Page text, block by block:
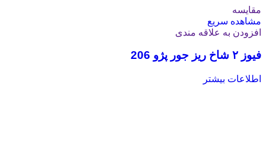
مقایسه
مشاهده سریع
افزودن به علاقه مندی
فیوز ۲ شاخ ریز جور پژو 206
اطلاعات بیشتر